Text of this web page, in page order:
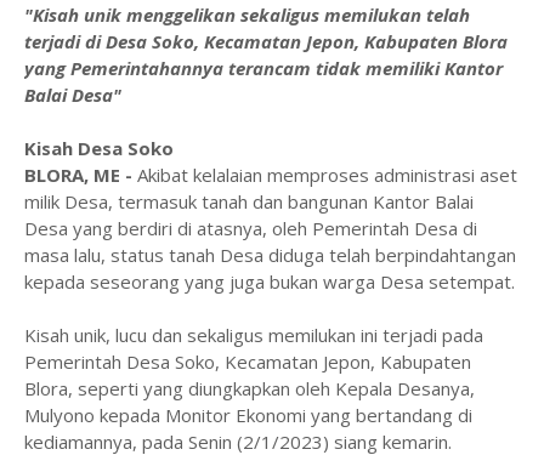
"Kisah unik menggelikan sekaligus memilukan telah
terjadi di Desa Soko, Kecamatan Jepon, Kabupaten Blora
yang Pemerintahannya terancam tidak memiliki Kantor
Balai Desa"
Kisah Desa Soko
BLORA, ME - Akibat kelalaian memproses administrasi aset
milik Desa, termasuk tanah dan bangunan Kantor Balai
Desa yang berdiri di atasnya, oleh Pemerintah Desa di
masa lalu, status tanah Desa diduga telah berpindahtangan
kepada seseorang yang juga bukan warga Desa setempat.
Kisah unik, lucu dan sekaligus memilukan ini terjadi pada
Pemerintah Desa Soko, Kecamatan Jepon, Kabupaten
Blora, seperti yang diungkapkan oleh Kepala Desanya,
Mulyono kepada Monitor Ekonomi yang bertandang di
kediamannya, pada Senin (2/1/2023) siang kemarin.